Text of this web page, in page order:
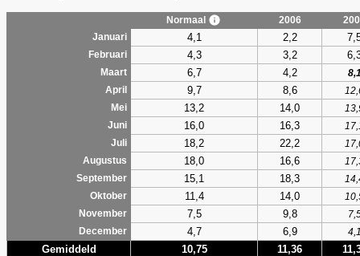
Normaal 2006
Januari
4,1 2,2
Februari 4,3 3,2
Maart 6,7 4,2
April
9,7 8,6
Mei
13,2 14,0
Juni
16,0 16,3
Juli
18,2 22,2
Augustus
18,0 16,6
September
15,1 18,3
Oktober
11,4 14,0
November
7,5 9,8
December
4,7 6,9
Gemiddeld 10,75 11,36